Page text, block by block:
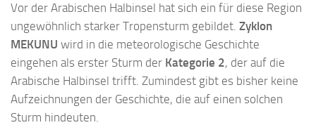
Vor der Arabischen Halbinsel hat sich ein für diese Region
ungewöhnlich starker Tropensturm gebildet. Zyklon
MEKUNU wird in die meteorologische Geschichte
eingehen als erster Sturm der Kategorie 2, der auf die
Arabische Halbinsel trifft. Zumindest gibt es bisher keine
Aufzeichnungen der Geschichte, die auf einen solchen
Sturm hindeuten.